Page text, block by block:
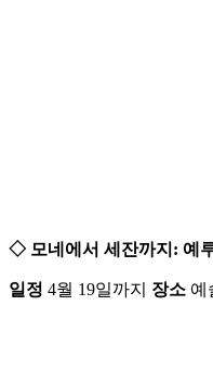
◇ 모네에서 세잔까지: 예
일정 4월 19일까지 장소 예